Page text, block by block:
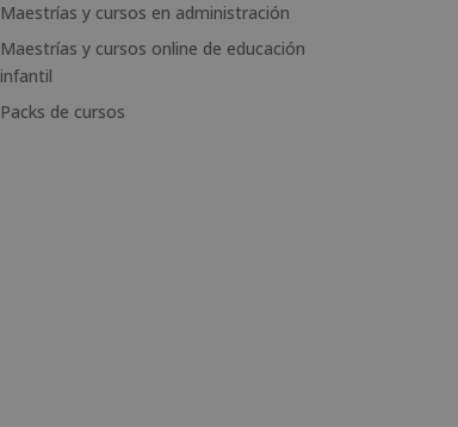
Maestrías y cursos en administración
Maestrías y cursos online de educación
infantil
Packs de cursos